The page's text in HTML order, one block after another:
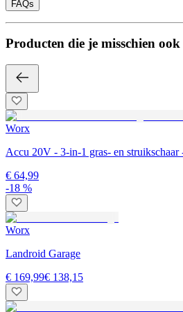
FAQs
Producten die je misschien
Worx
Accu 20V - 3-in-1 gras- en struikschaar
€ 64,99
-18 %
Worx
Landroid Garage
€ 169,99€ 138,15